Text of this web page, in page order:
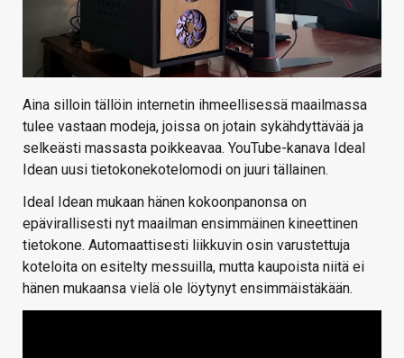
Aina silloin tällöin internetin ihmeellisessä maailmassa
tulee vastaan modeja, joissa on jotain sykähdyttävää ja
selkeästi massasta poikkeavaa. YouTube-kanava Ideal
Idean uusi tietokonekotelomodi on juuri tällainen.
Ideal Idean mukaan hänen kokoonpanonsa on
epävirallisesti nyt maailman ensimmäinen kineettinen
tietokone. Automaattisesti liikkuvin osin varustettuja
koteloita on esitelty messuilla, mutta kaupoista niitä ei
hänen mukaansa vielä ole löytynyt ensimmäistäkään.